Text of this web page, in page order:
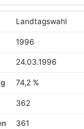
Landtagswahl
1996
24.03.1996
74,2 %
362
361